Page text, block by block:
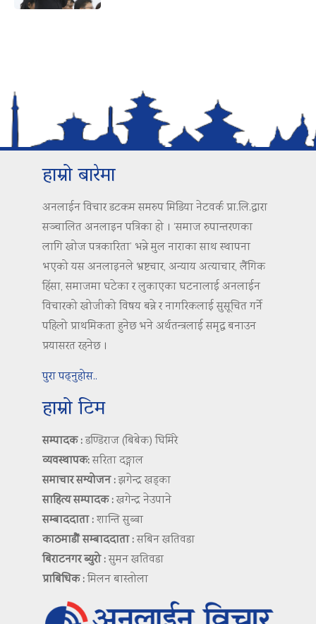
हाम्रो बारेमा
अनलाईन विचार डटकम समरुप मिडिया नेटवर्क प्रा.लि.द्वारा
सञ्चालित अनलाइन पत्रिका हो । ‘समाज रुपान्तरणका
लागि खोज पत्रकारिता’ भन्ने मुल नाराका साथ स्थापना
भएको यस अनलाइनले भ्रष्टचार, अन्याय अत्याचार, लैंगिक
हिंसा, समाजमा घटेका र लुकाएका घटनालाई अनलाईन
विचारको खोजीको विषय बन्ने र नागरिकलाई सुसूचित गर्ने
पहिलो प्राथमिकता हुनेछ भने अर्थतन्त्रलाई समृद्ध बनाउन
प्रयासरत रहनेछ ।
पुरा पढ्नुहोस..
हाम्रो टिम
सम्पादक :डण्डिराज (बिबेक) घिमिरे
व्यवस्थापक:सरिता दङ्गाल
समाचार सम्योजन :झगेन्द्र खड्का
साहित्य सम्पादक :खगेन्द्र नेउपाने
सम्बाददाता :शान्ति सुब्बा
काठमाडौं सम्बाददाता :सबिन खतिवडा
बिराटनगर ब्युरो :सुमन खतिवडा
प्राबिधिक :मिलन बास्तोला